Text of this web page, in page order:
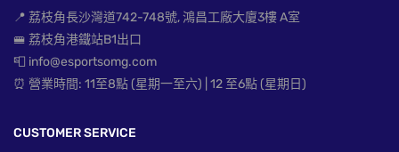
📍 荔枝角長沙灣道742-748號, 鴻昌工廠大廈3樓 A室
🚝 荔枝角港鐵站B1出口
📮 info@esportsomg.com
⏰ 營業時間: 11至8點 (星期一至六) | 12 至6點 (星期日)
CUSTOMER SERVICE